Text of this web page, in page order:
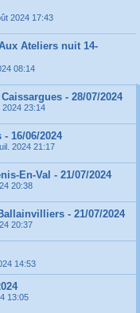
2024 17:43
Ateliers nuit 14-
08:14
- 28/07/2024
2024 23:14
16/06/2024
2024 21:17
En-Val - 21/07/2024
20:38
- 21/07/2024
20:37
14:53
13:05